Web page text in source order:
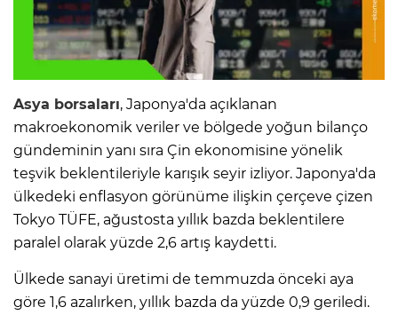
Asya borsaları, Japonya'da açıklanan
makroekonomik veriler ve bölgede yoğun bilanço
gündeminin yanı sıra Çin ekonomisine yönelik
teşvik beklentileriyle karışık seyir izliyor. Japonya'da
ülkedeki enflasyon görünüme ilişkin çerçeve çizen
Tokyo TÜFE, ağustosta yıllık bazda beklentilere
paralel olarak yüzde 2,6 artış kaydetti.
Ülkede sanayi üretimi de temmuzda önceki aya
göre 1,6 azalırken, yıllık bazda da yüzde 0,9 geriledi.